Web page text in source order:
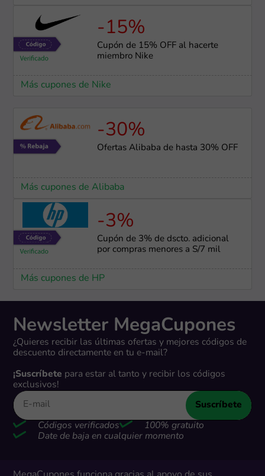
-15%
Cupón de 15% OFF al hacerte
miembro Nike
Más cupones de Nike
-30%
Ofertas Alibaba de hasta 30% OFF
Más cupones de Alibaba
-3%
Cupón de 3% de dscto. adicional
por compras menores a S/7 mil
Más cupones de HP
Newsletter MegaCupones
¿Quieres recibir las últimas ofertas y mejores códigos de
descuento directamente en tu e-mail?
¡Suscríbete para estar al tanto y recibir los códigos
exclusivos!
Suscríbete
Códigos verificados
100% gratuito
Date de baja en cualquier momento